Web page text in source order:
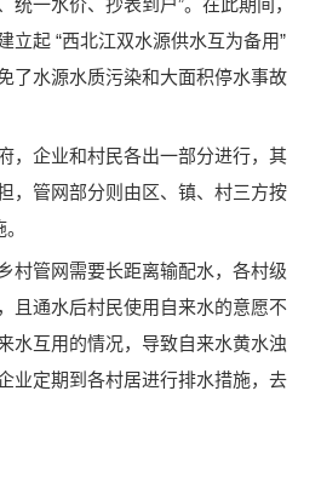
统一水价、抄表到户”。在此期间，
立起 “西北江双水源供水互为备用”
了水源水质污染和大面积停水事故
企业和村民各出一部分进行，其
，管网部分则由区、镇、村三方按
管网需要长距离输配水，各村级
且通水后村民使用自来水的意愿不
水互用的情况，导致自来水黄水浊
业定期到各村居进行排水措施，去